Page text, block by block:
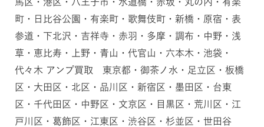
馬区・港区・八王子市・水道橋・赤坂・丸の内・有楽
町・日比谷公園・有楽町・歌舞伎町・新橋・原宿・表
参道・下北沢・吉祥寺・赤羽・多摩・調布・中野・浅
草・恵比寿・上野・青山・代官山・六本木・池袋・
代々木 アンプ買取 東京都・御茶ノ水・足立区・板橋
区・大田区・北区・品川区・新宿区・墨田区・台東
区・千代田区・中野区・文京区・目黒区・荒川区・江
戸川区・葛飾区・江東区・渋谷区・杉並区・世田谷